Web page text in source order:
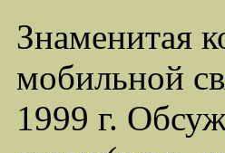
Знаменитая
мобильной
1999 г.